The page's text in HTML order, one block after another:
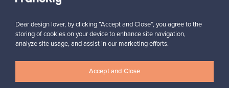
Aitoa designia Turvalliset maksut
Dear design lover, by clicking “Accept and Close”, you agree to the
storing of cookies on your device to enhance site navigation,
analyze site usage, and assist in our marketing efforts.
Accept and Close